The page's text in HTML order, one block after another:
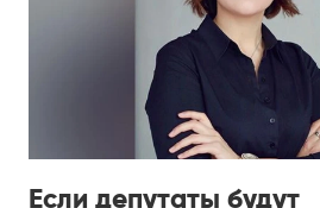
Если депутаты будут